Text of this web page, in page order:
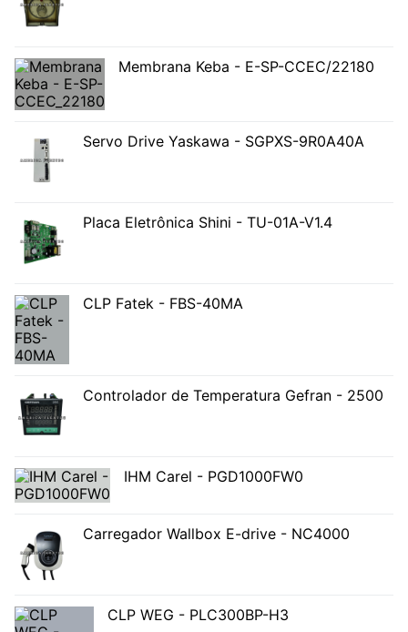
Membrana Keba - E-SP-CCEC/22180
Servo Drive Yaskawa - SGPXS-9R0A40A
Placa Eletrônica Shini - TU-01A-V1.4
CLP Fatek - FBS-40MA
Controlador de Temperatura Gefran - 2500
IHM Carel - PGD1000FW0
Carregador Wallbox E-drive - NC4000
CLP WEG - PLC300BP-H3